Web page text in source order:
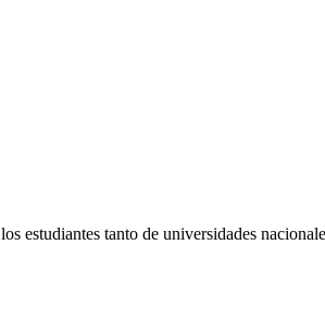
estudiantes tanto de universidades